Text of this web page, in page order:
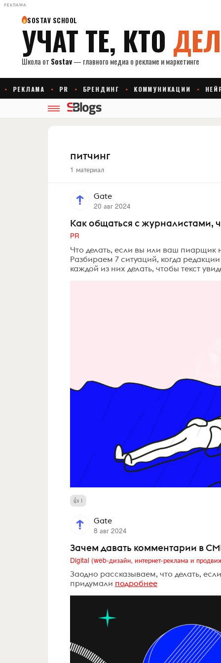
РЕКЛАМА
питчинг
1 материал
Gate
20 авг 2024
Как общаться с журналистами,
PR
Что делать, если вы или ваш пиарщик
Разбираем 7 ситуаций, когда
каждой из них делать, чтобы текст
1
Gate
8 авг 2024
Зачем давать комментарии в
Заодно рассказываем, что делать,
придумали подробнее